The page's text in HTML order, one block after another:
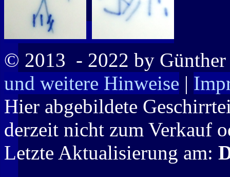
© 2013 - 2022 by
und weitere Hinweise |
Hier abgebildete
derzeit nicht zum Verkauf
Letzte Aktualisierung am: